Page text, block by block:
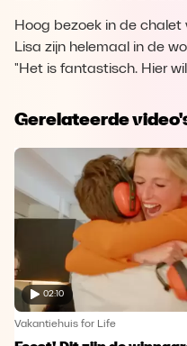
Hoog bezoek in de chalet
Lisa zijn helemaal in de
"Het is fantastisch. Hier
Gerelateerde
02:10
Vakantiehuis for Life